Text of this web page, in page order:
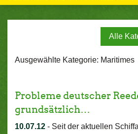
Alle
Ausgewählte Kategorie: Maritimes
Probleme deutscher
grundsätzlich…
10.07.12 - Seit der aktuellen